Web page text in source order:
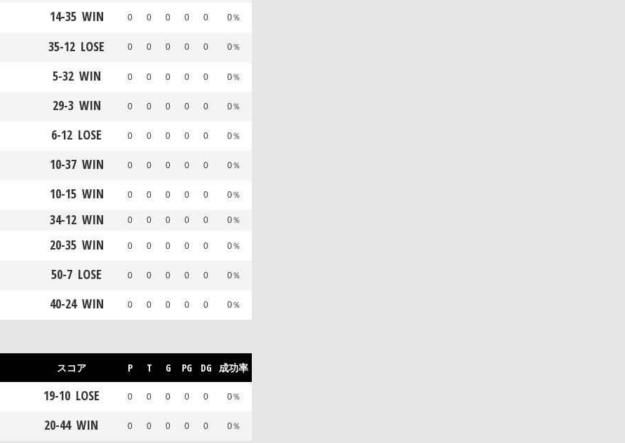
14-35 WIN 0 0 0 0 0 0％
35-12 LOSE 0 0 0 0 0 0％
5-32 WIN 0 0 0 0 0 0％
29-3 WIN 0 0 0 0 0 0％
6-12 LOSE 0 0 0 0 0 0％
10-37 WIN 0 0 0 0 0 0％
10-15 WIN 0 0 0 0 0 0％
34-12 WIN 0 0 0 0 0 0％
20-35 WIN 0 0 0 0 0 0％
50-7 LOSE 0 0 0 0 0 0％
40-24 WIN 0 0 0 0 0 0％
スコア P T G PG DG 成功率
19-10 LOSE 0 0 0 0 0 0％
20-44 WIN 0 0 0 0 0 0％